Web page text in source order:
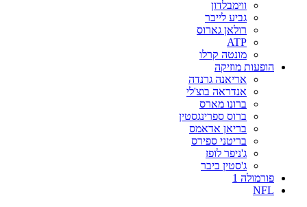
ווימבלדון
גביע לייבר
רולאן גארוס
ATP
מונטה קרלו
הופעות מוזיקה
אריאנה גרנדה
אנדראה בוצ'לי
ברונו מארס
ברוס ספרינגסטין
בריאן אדאמס
בריטני ספירס
ג'ניפר לופז
ג'סטין ביבר
פורמולה 1
NFL